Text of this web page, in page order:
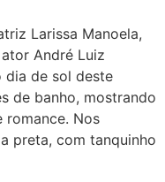
Larissa Manoela,
André Luiz
dia de sol deste
de banho, mostrando
romance. Nos
preta, com tanquinho